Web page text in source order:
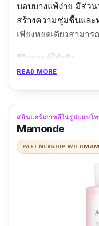
บอบบางแพ้ง่าย มีส่วน
สร้างความชุ่มชื้นและ
เพียงหยดเดียวสามา
รีวิวจากผู้ใช้จริง
READ MORE
สกินแคร์เกาหลีในรูปแบบโ
Mamonde
PARTNERSHIP WITH